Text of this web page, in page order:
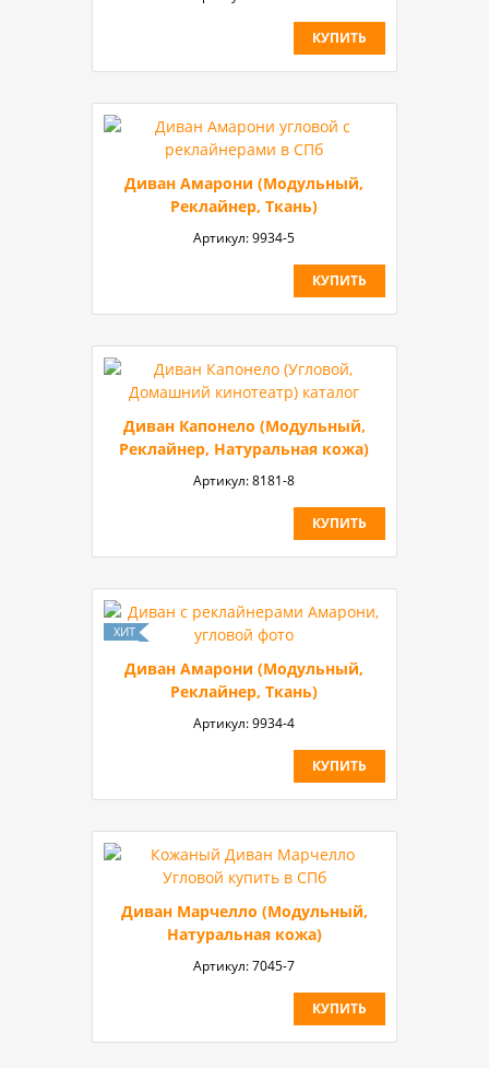
КУПИТЬ
Диван Амарони (Модульный,
Реклайнер, Ткань)
Артикул:9934-5
КУПИТЬ
Диван Капонело (Модульный,
Реклайнер, Натуральная кожа)
Артикул:8181-8
КУПИТЬ
Диван Амарони (Модульный,
Реклайнер, Ткань)
Артикул:9934-4
КУПИТЬ
Диван Марчелло (Модульный,
Натуральная кожа)
Артикул:7045-7
КУПИТЬ